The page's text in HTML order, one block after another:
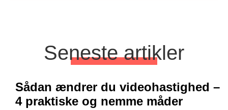
Seneste artikler
Sådan ændrer du videohastighed –
4 praktiske og nemme måder